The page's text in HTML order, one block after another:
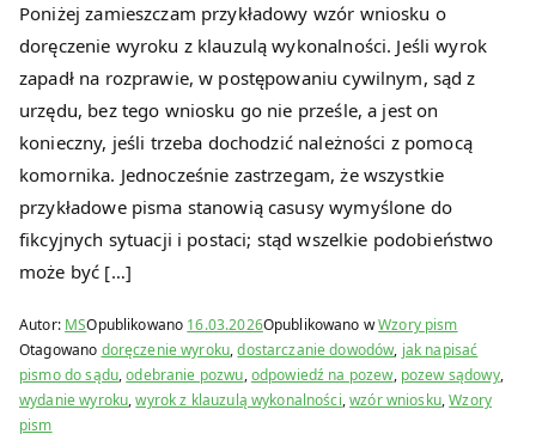
Poniżej zamieszczam przykładowy wzór wniosku o
doręczenie wyroku z klauzulą wykonalności. Jeśli wyrok
zapadł na rozprawie, w postępowaniu cywilnym, sąd z
urzędu, bez tego wniosku go nie prześle, a jest on
konieczny, jeśli trzeba dochodzić należności z pomocą
komornika. Jednocześnie zastrzegam, że wszystkie
przykładowe pisma stanowią casusy wymyślone do
fikcyjnych sytuacji i postaci; stąd wszelkie podobieństwo
może być […]
Autor: MSOpublikowano 16.03.2026Opublikowano wWzory pism
Otagowano doręczenie wyroku,dostarczanie dowodów, jak napisać
pismo do sądu,odebranie pozwu,odpowiedź na pozew, pozew sądowy,
wydanie wyroku,wyrok z klauzulą wykonalności,wzór wniosku,Wzory
pism